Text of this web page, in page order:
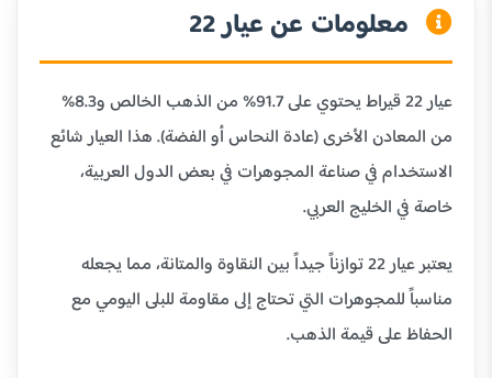
معلومات عن عيار 22
عيار 22 قيراط يحتوي على 91.7% من الذهب الخالص و8.3%
من المعادن الأخرى (عادة النحاس أو الفضة). هذا العيار شائع
الاستخدام في صناعة المجوهرات في بعض الدول العربية،
خاصة في الخليج العربي.
يعتبر عيار 22 توازناً جيداً بين النقاوة والمتانة، مما يجعله
مناسباً للمجوهرات التي تحتاج إلى مقاومة للبلى اليومي مع
الحفاظ على قيمة الذهب.